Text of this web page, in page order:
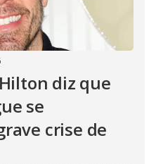
diz que
se
crise de